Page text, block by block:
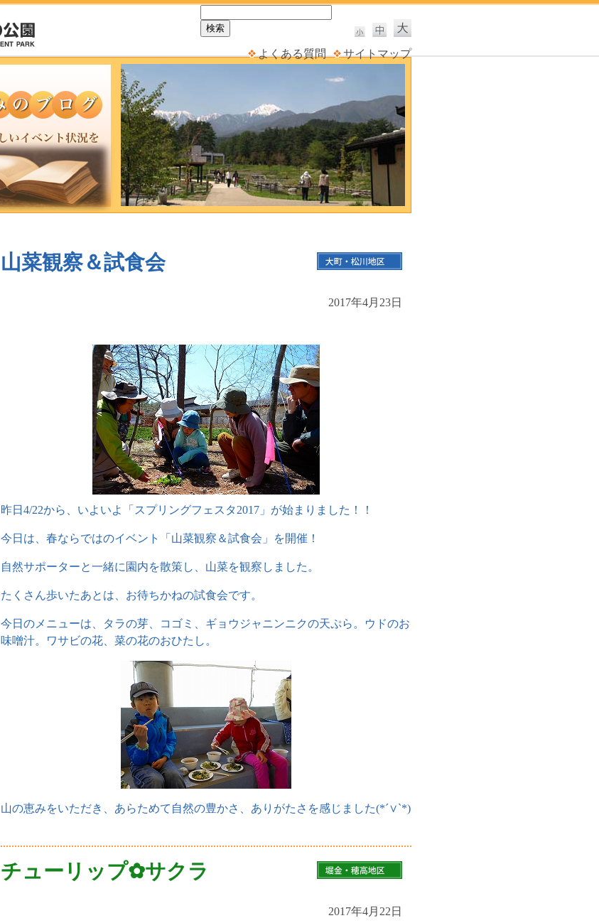
よくある質問 サイトマップ
山菜観察＆試食会
2017年4月23日
昨日4/22から、いよいよ「スプリングフェスタ2017」が始まりました！！
今日は、春ならではのイベント「山菜観察＆試食会」を開催！
自然サポーターと一緒に園内を散策し、山菜を観察しました。
たくさん歩いたあとは、お待ちかねの試食会です。
今日のメニューは、タラの芽、コゴミ、ギョウジャニンニクの天ぷら。ウドのお
味噌汁。ワサビの花、菜の花のおひたし。
山の恵みをいただき、あらためて自然の豊かさ、ありがたさを感じました(*´∨`*)
チューリップ✿サクラ
2017年4月22日